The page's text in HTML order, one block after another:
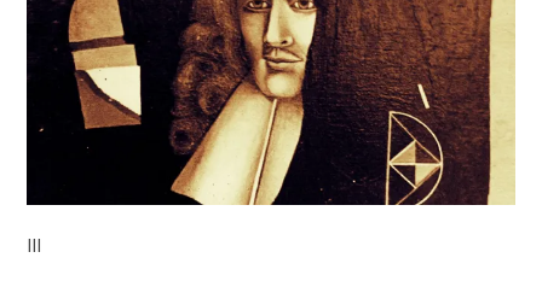
III